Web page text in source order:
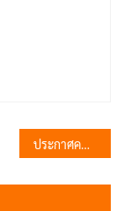
ประกาศคณะกรรมการพนักงานเทศบาลจังหวัดลพบุรี เรื่อง หลักเกณฑ์และเงื่อนไขเกี่ยวกับพนักงานจ้าง (ฉบับที่ 5)